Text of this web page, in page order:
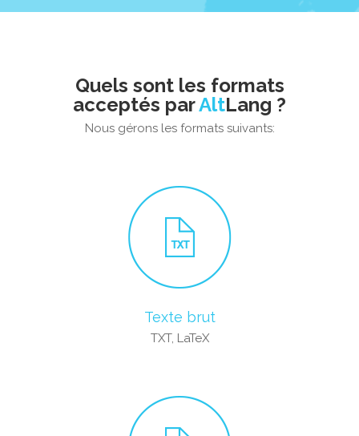
Quels sont les formats
acceptés parAltLang ?
Nous gérons les formats suivants:
Texte brut
TXT, LaTeX